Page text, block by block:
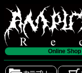
Online Shop